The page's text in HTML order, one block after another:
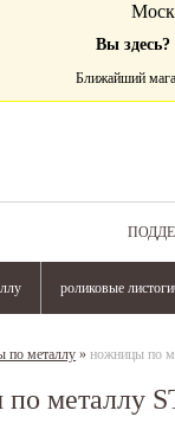
роликовые
Вы здесь?
Ближайший
по металлу » ножницы по
металлу